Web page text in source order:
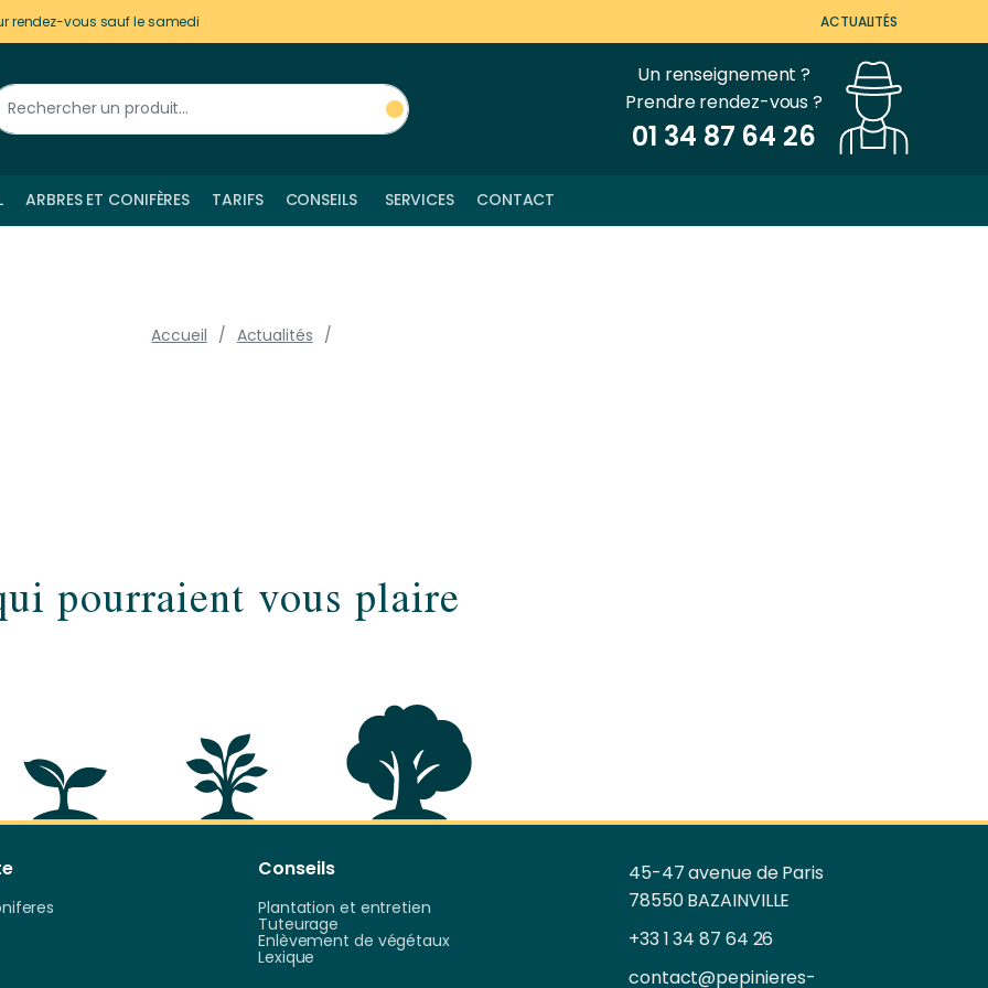
rendez-vous sauf le samedi ACTUALITÉS
Un renseignement ?
Prendre rendez-vous ?
01 34 87 64 26
ARBRES ET CONIFÈRES TARIFS CONSEILS SERVICES CONTACT
Accueil Actualités
pourraient vous plaire
Conseils
Plantation et entretien
Tuteurage
Enlèvement de végétaux
Lexique
45-47 avenue de Paris
78550 BAZAINVILLE
+33 1 34 87 64 26
contact@pepinieres-